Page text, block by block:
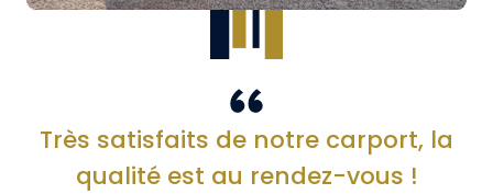
Très satisfaits de notre carport, la
qualité est au rendez-vous !